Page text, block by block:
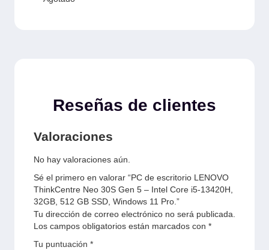
Reseñas de clientes
Valoraciones
No hay valoraciones aún.
Sé el primero en valorar “PC de escritorio LENOVO
ThinkCentre Neo 30S Gen 5 – Intel Core i5-13420H,
32GB, 512 GB SSD, Windows 11 Pro.”
Tu dirección de correo electrónico no será publicada.
Los campos obligatorios están marcados con *
Tu puntuación *